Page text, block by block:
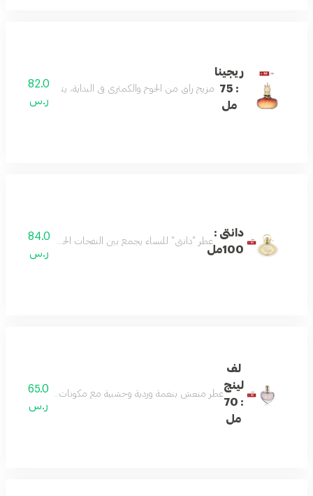
ريجينا
: 75
مل
مزيج راقٍ من الخوخ والكمثرى في البداية، يتناغم مع قلب من
82.0
ر.س
دانتى :
100مل
عطر "دانتي" للنساء يجمع بين النفحات الحلوة والعميقة
84.0
ر.س
لف
لينج
: 70
مل
عطر منعش بنغمة وردية وخشبية مع مكونات علوية من65.0
ر.س